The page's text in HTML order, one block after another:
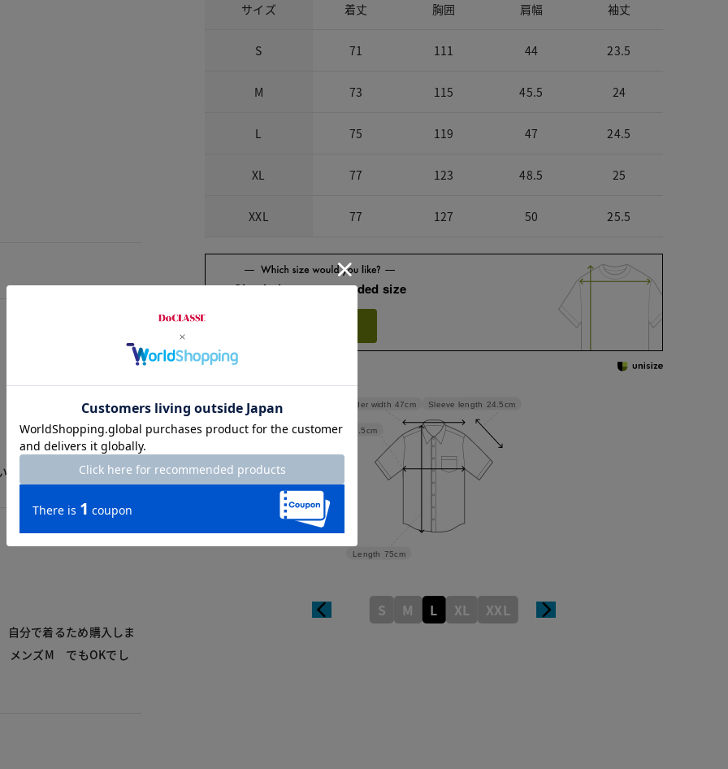
でした。
分で着るため購入しま
メンズM でもOKでし
サイズ 着丈 胸囲 肩幅 袖丈
S 71 111 44 23.5
M 73 115 45.5 24
L 75 119 47 24.5
XL 77 123 48.5 25
XXL 77 127 50 25.5
Check the recommended size
Sleeve length 24.5cm
Length 75cm
Width 59.5cm
Shoulder width 47cm
S M L XL XXL